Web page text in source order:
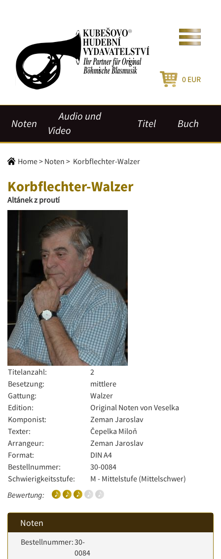
0 EUR
Noten
Audio und
Video
Titel Buch
Home> Noten > Korbflechter-Walzer
Korbflechter-Walzer
Altánek z proutí
Titelanzahl:
2
Besetzung:
mittlere
Gattung:
Walzer
Edition:
Original Noten von Veselka
Komponist:
Zeman Jaroslav
Texter:
Čepelka Miloň
Arrangeur:
Zeman Jaroslav
Format:
DIN A4
Bestellnummer:
30-0084
Schwierigkeitsstufe:
M - Mittelstufe (Mittelschwer)
Bewertung:
Noten
Bestellnummer:30-
0084